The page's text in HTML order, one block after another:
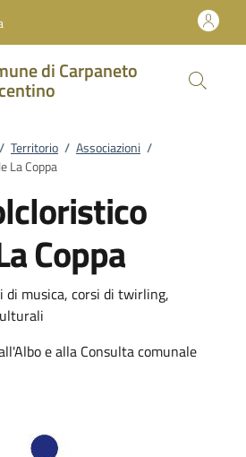
di Carpaneto
/ Territorio / Associazioni /
La Coppa
Coppa
musica, corsi di twirling,
e alla Consulta comunale